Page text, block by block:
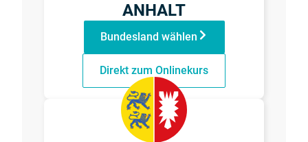
ANHALT
Bundesland wählen
Direkt zum Onlinekurs